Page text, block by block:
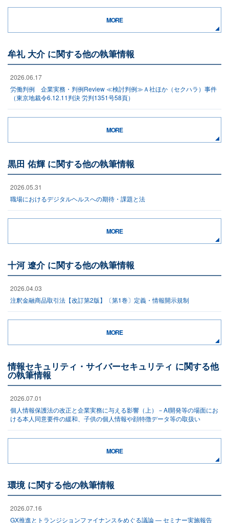
MORE
牟礼 大介 に関する他の執筆情報
2026.06.17
労働判例 企業実務・判例Review ≪検討判例≫Ａ社ほか（セクハラ）事件
（東京地裁令6.12.11判決 労判1351号58頁）
MORE
黒田 佑輝 に関する他の執筆情報
2026.05.31
職場におけるデジタルヘルスへの期待・課題と法
MORE
十河 遼介 に関する他の執筆情報
2026.04.03
注釈金融商品取引法【改訂第2版】〔第1巻〕定義・情報開示規制
MORE
情報セキュリティ・サイバーセキュリティ に関する他
の執筆情報
2026.07.01
個人情報保護法の改正と企業実務に与える影響（上）－AI開発等の場面にお
ける本人同意要件の緩和、子供の個人情報や顔特徴データ等の取扱い
MORE
環境 に関する他の執筆情報
2026.07.16
GX推進とトランジションファイナンスをめぐる議論 ― セミナー実施報告